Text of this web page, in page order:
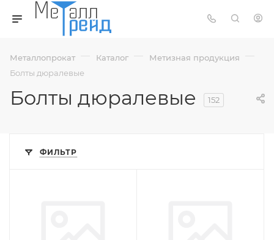
Металлопрокат — Каталог — Метизная продукция —
Болты дюралевые
Болты дюралевые 152
ФИЛЬТР